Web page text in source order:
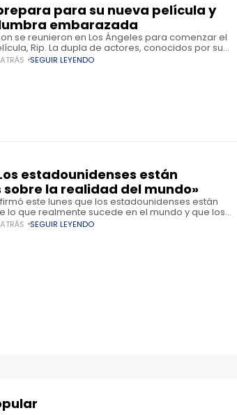
para su nueva película y
embarazada
se reunieron en Los Ángeles para comenzar el
Rip. La dupla de actores, conocidos por su
en SEGUIR LEYENDO
estadounidenses están
la realidad del mundo»
este lunes que los estadounidenses están
lo que realmente sucede en el mundo y que los
masiva han contribuido a esta situación, según
SEGUIR LEYENDO